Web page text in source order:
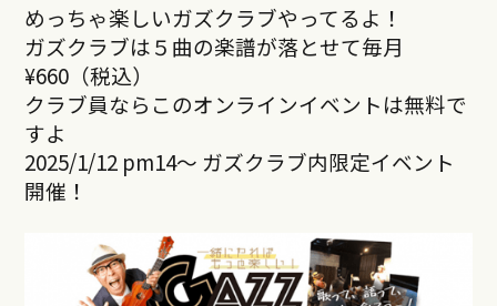
めっちゃ楽しいガズクラブやってるよ！
ガズクラブは５曲の楽譜が落とせて毎月
¥660（税込）
クラブ員ならこのオンラインイベントは無料で
すよ
2025/1/12 pm14～ ガズクラブ内限定イベント
開催！